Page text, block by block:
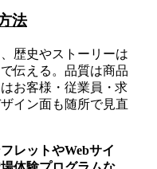
法
歴史やストーリーは
伝える。品質は商品
お客様・従業員・求
イン面も随所で見直
レットやWebサイ